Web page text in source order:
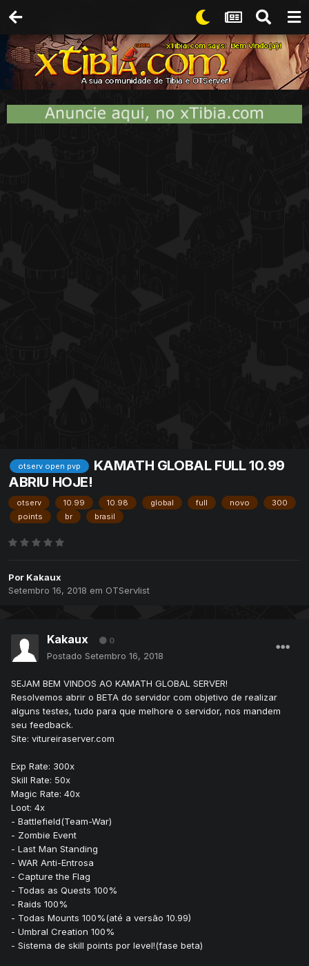
otserv open pvp
KAMATH GLOBAL FULL 10.99
ABRIU HOJE!
otserv 10.99 10.98 global full novo
300
points
br brasil
Por Kakaux
Setembro 16, 2018 em OTServlist
Kakaux 0
Postado Setembro 16, 2018
SEJAM BEM VINDOS AO KAMATH GLOBAL SERVER!
Resolvemos abrir o BETA do servidor com objetivo de realizar
alguns testes, tudo para que melhore o servidor, nos mandem
seu feedback.
Site: vitureiraserver.com
Exp Rate: 300x
Skill Rate: 50x
Magic Rate: 40x
Loot: 4x
- Battlefield(Team-War)
- Zombie Event
- Last Man Standing
- WAR Anti-Entrosa
- Capture the Flag
- Todas as Quests 100%
- Raids 100%
- Todas Mounts 100%(até a versão 10.99)
- Umbral Creation 100%
- Sistema de skill points por level!(fase beta)